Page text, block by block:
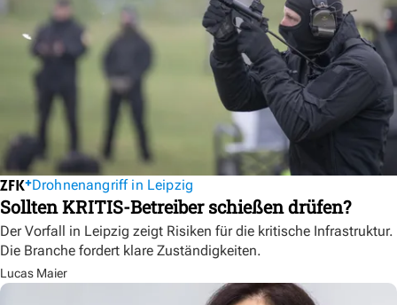
Drohnenangriff in Leipzig
Sollten KRITIS-Betreiber schießen drüfen?
Der Vorfall in Leipzig zeigt Risiken für die kritische Infrastruktur.
Die Branche fordert klare Zuständigkeiten.
Lucas Maier